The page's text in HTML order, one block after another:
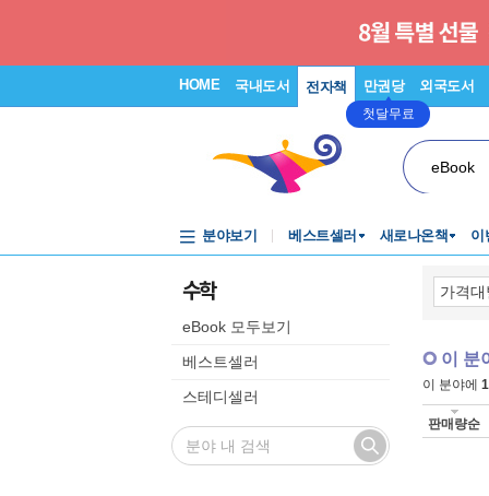
HOME 국내도서 전자책 만권당
첫달무료
외국도서
eBook
분야보기 베스트셀러 새로나온책 이
수학
eBook 모두보기
베스트셀러
스테디셀러
이 분
이 분야에
판매량순